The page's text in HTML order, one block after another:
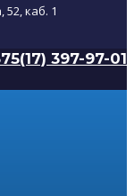
каб. 1
397-97-01